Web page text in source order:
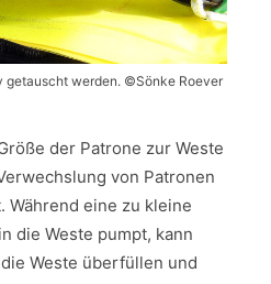
getauscht werden. ©Sönke Roever
der Patrone zur Weste
von Patronen
eine zu kleine
die Weste pumpt, kann
Weste überfüllen und